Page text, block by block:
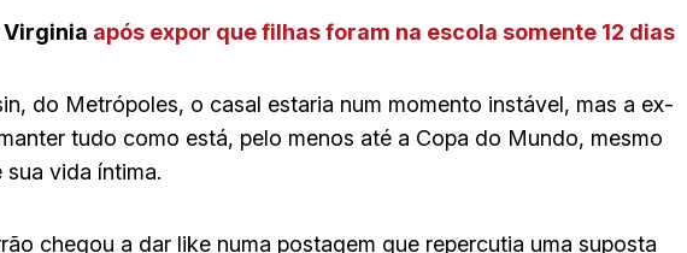
Virginia após expor que filhas foram na escola somente 12 dias
do Metrópoles, o casal estaria num momento instável, mas a ex-
tudo como está, pelo menos até a Copa do Mundo, mesmo
vida íntima.
chegou a dar like numa postagem que repercutia uma suposta